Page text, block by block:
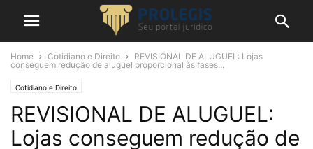
Home Cotidiano e Direito
REVISIONAL DE ALUGUEL: Lojas
conseguem redução de aluguel proporcional às fases...
Cotidiano e Direito
REVISIONAL DE ALUGUEL:
Lojas conseguem redução de